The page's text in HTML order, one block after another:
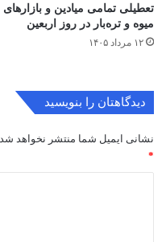
تعطیلی تمامی میادین و بازارهای
میوه و تره‌بار در روز اربعین
۱۲ مرداد ۱۴۰۵
دیدگاهتان را بنویسید
نشانی ایمیل شما منتشر نخواهد شد.
*